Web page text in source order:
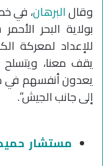
وقالالبرهان، في
بولاية البحر
للإعداد لمعركة
يقف معنا،
يعدون أنفسهم في
إلى جانب الجيش”.
مستشار